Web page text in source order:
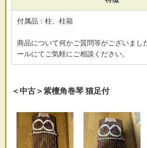
付属品：柱、柱箱
商品について何かご質問等がございまし
ールにてご気軽にご相談ください。
＜中古＞紫檀角巻琴 猫足付